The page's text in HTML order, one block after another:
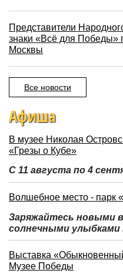
Представители
знаки «Всё для Победы»
Москвы
Все новости
Афиша
В музее Николая
«Грезы о Кубе»
С 11 августа по 4
Волшебное место - парк
Заряжайтесь новыми
солнечными улыбками
Выставка
Музее Победы